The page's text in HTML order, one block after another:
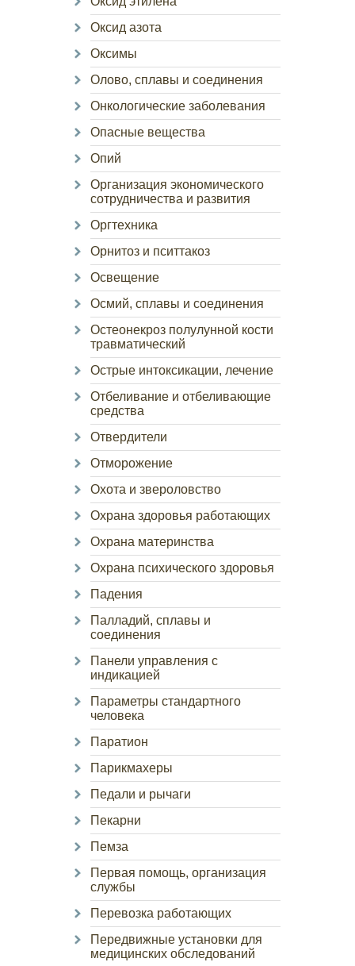
Оксид азота
Оксимы
Олово, сплавы и соединения
Онкологические заболевания
Опасные вещества
Опий
Организация экономического
сотрудничества и развития
Оргтехника
Орнитоз и пситтакоз
Освещение
Осмий, сплавы и соединения
Остеонекроз полулунной кости
травматический
Острые интоксикации, лечение
Отбеливание и отбеливающие
средства
Отвердители
Отморожение
Охота и звероловство
Охрана здоровья работающих
Охрана материнства
Охрана психического здоровья
Падения
Палладий, сплавы и
соединения
Панели управления с
индикацией
Параметры стандартного
человека
Паратион
Парикмахеры
Педали и рычаги
Пекарни
Пемза
Первая помощь, организация
службы
Перевозка работающих
Передвижные установки для
медицинских обследований